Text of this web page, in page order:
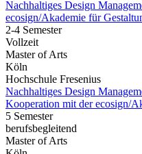
Nachhaltiges Design
ecosign/Akademie für
2-4 Semester
Vollzeit
Master of Arts
Köln
Hochschule Fresenius
Nachhaltiges Design
Kooperation mit der ecosign/
5 Semester
berufsbegleitend
Master of Arts